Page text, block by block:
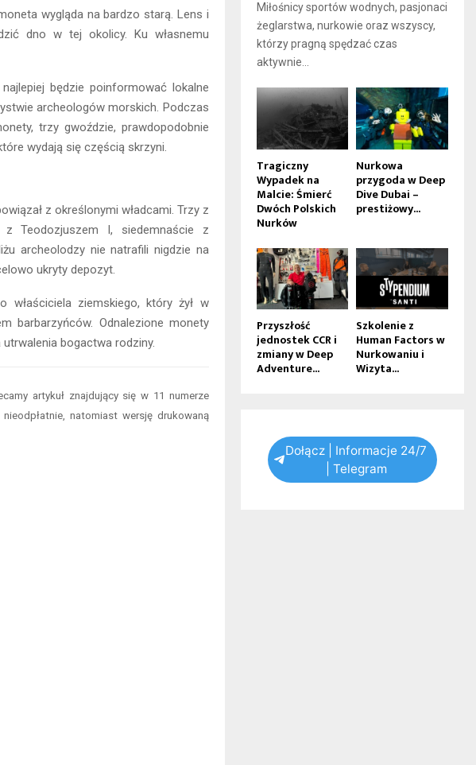
wygląda na bardzo starą. Lens i
dno w tej okolicy. Ku własnemu
będzie poinformować lokalne
archeologów morskich. Podczas
trzy gwoździe, prawdopodobnie
wydają się częścią skrzyni.
z określonymi władcami. Trzy z
z Teodozjuszem I, siedemnaście z
archeolodzy nie natrafili nigdzie na
ukryty depozyt.
właściciela ziemskiego, który żył w
barbarzyńców. Odnalezione monety
utrwalenia bogactwa rodziny.
artykuł znajdujący się w 11 numerze
natomiast wersję drukowaną
Miłośnicy sportów wodnych, pasjonaci
żeglarstwa, nurkowie oraz wszyscy,
którzy pragną spędzać czas
aktywnie...
Tragiczny
Wypadek na
Malcie: Śmierć
Dwóch Polskich
Nurków
Nurkowa
przygoda w Deep
Dive Dubai –
prestiżowy...
Przyszłość
jednostek CCR i
zmiany w Deep
Adventure...
Szkolenie z
Human Factors w
Nurkowaniu i
Wizyta...
Dołącz | Informacje 24/7
| Telegram